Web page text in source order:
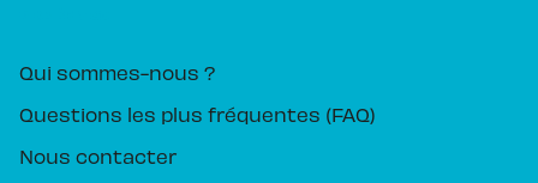
Qui sommes-nous ?
Questions les plus fréquentes (FAQ)
Nous contacter